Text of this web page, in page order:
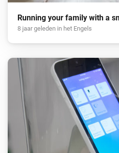
Running your family with a
8 jaar geleden in het Engels